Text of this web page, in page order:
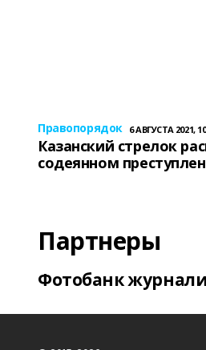
Правопорядок 6 АВГУСТА 2021,
Казанский стрелок
содеянном
Партнеры
Фотобанк